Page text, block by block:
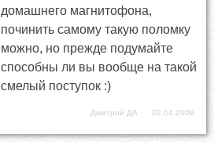
домашнего магнитофона,
починить самому такую поломку
можно, но прежде подумайте
способны ли вы вообще на такой
смелый поступок :)
Дмитрий ДА 02.04.2009